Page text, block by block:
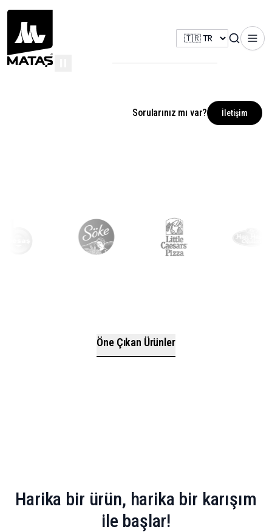
Sorularınız mı var? İletişim
Öne Çıkan Ürünler
Harika bir ürün, harika bir karışım
ile başlar!